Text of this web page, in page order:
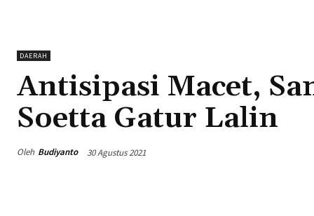
DAERAH
Antisipasi Macet,
Soetta Gatur Lalin
Oleh Budiyanto 30 Agustus 2021